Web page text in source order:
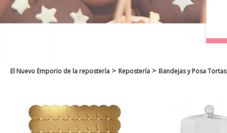
El Nuevo Emporio de la repostería > Repostería > Bandejas y Posa Tortas